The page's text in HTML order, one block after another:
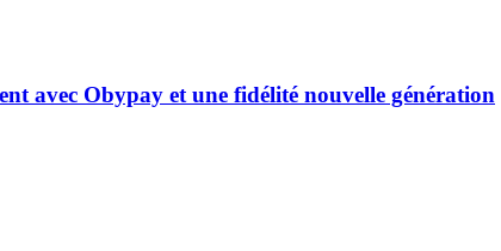
avec Obypay et une fidélité nouvelle génération